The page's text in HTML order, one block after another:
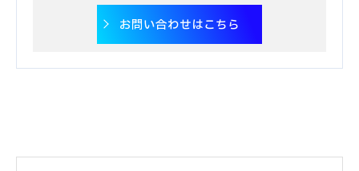
お問い合わせはこちら